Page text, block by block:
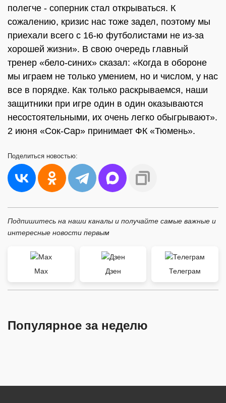
полегче - соперник стал открываться. К
сожалению, кризис нас тоже задел, поэтому мы
приехали всего с 16-ю футболистами не из-за
хорошей жизни». В свою очередь главный
тренер «бело-синих» сказал: «Когда в обороне
мы играем не только умением, но и числом, у нас
все в порядке. Как только раскрываемся, наши
защитники при игре один в один оказываются
несостоятельными, их очень легко обыгрывают».
2 июня «Сок-Сар» принимает ФК «Тюмень».
Поделиться новостью:
Подпишитесь на наши каналы и получайте самые важные и
интересные новости первым
Max Дзен Телеграм
Популярное за неделю